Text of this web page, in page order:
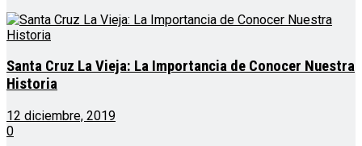
Santa Cruz La Vieja: La Importancia de Conocer Nuestra
Historia
12 diciembre, 2019
0